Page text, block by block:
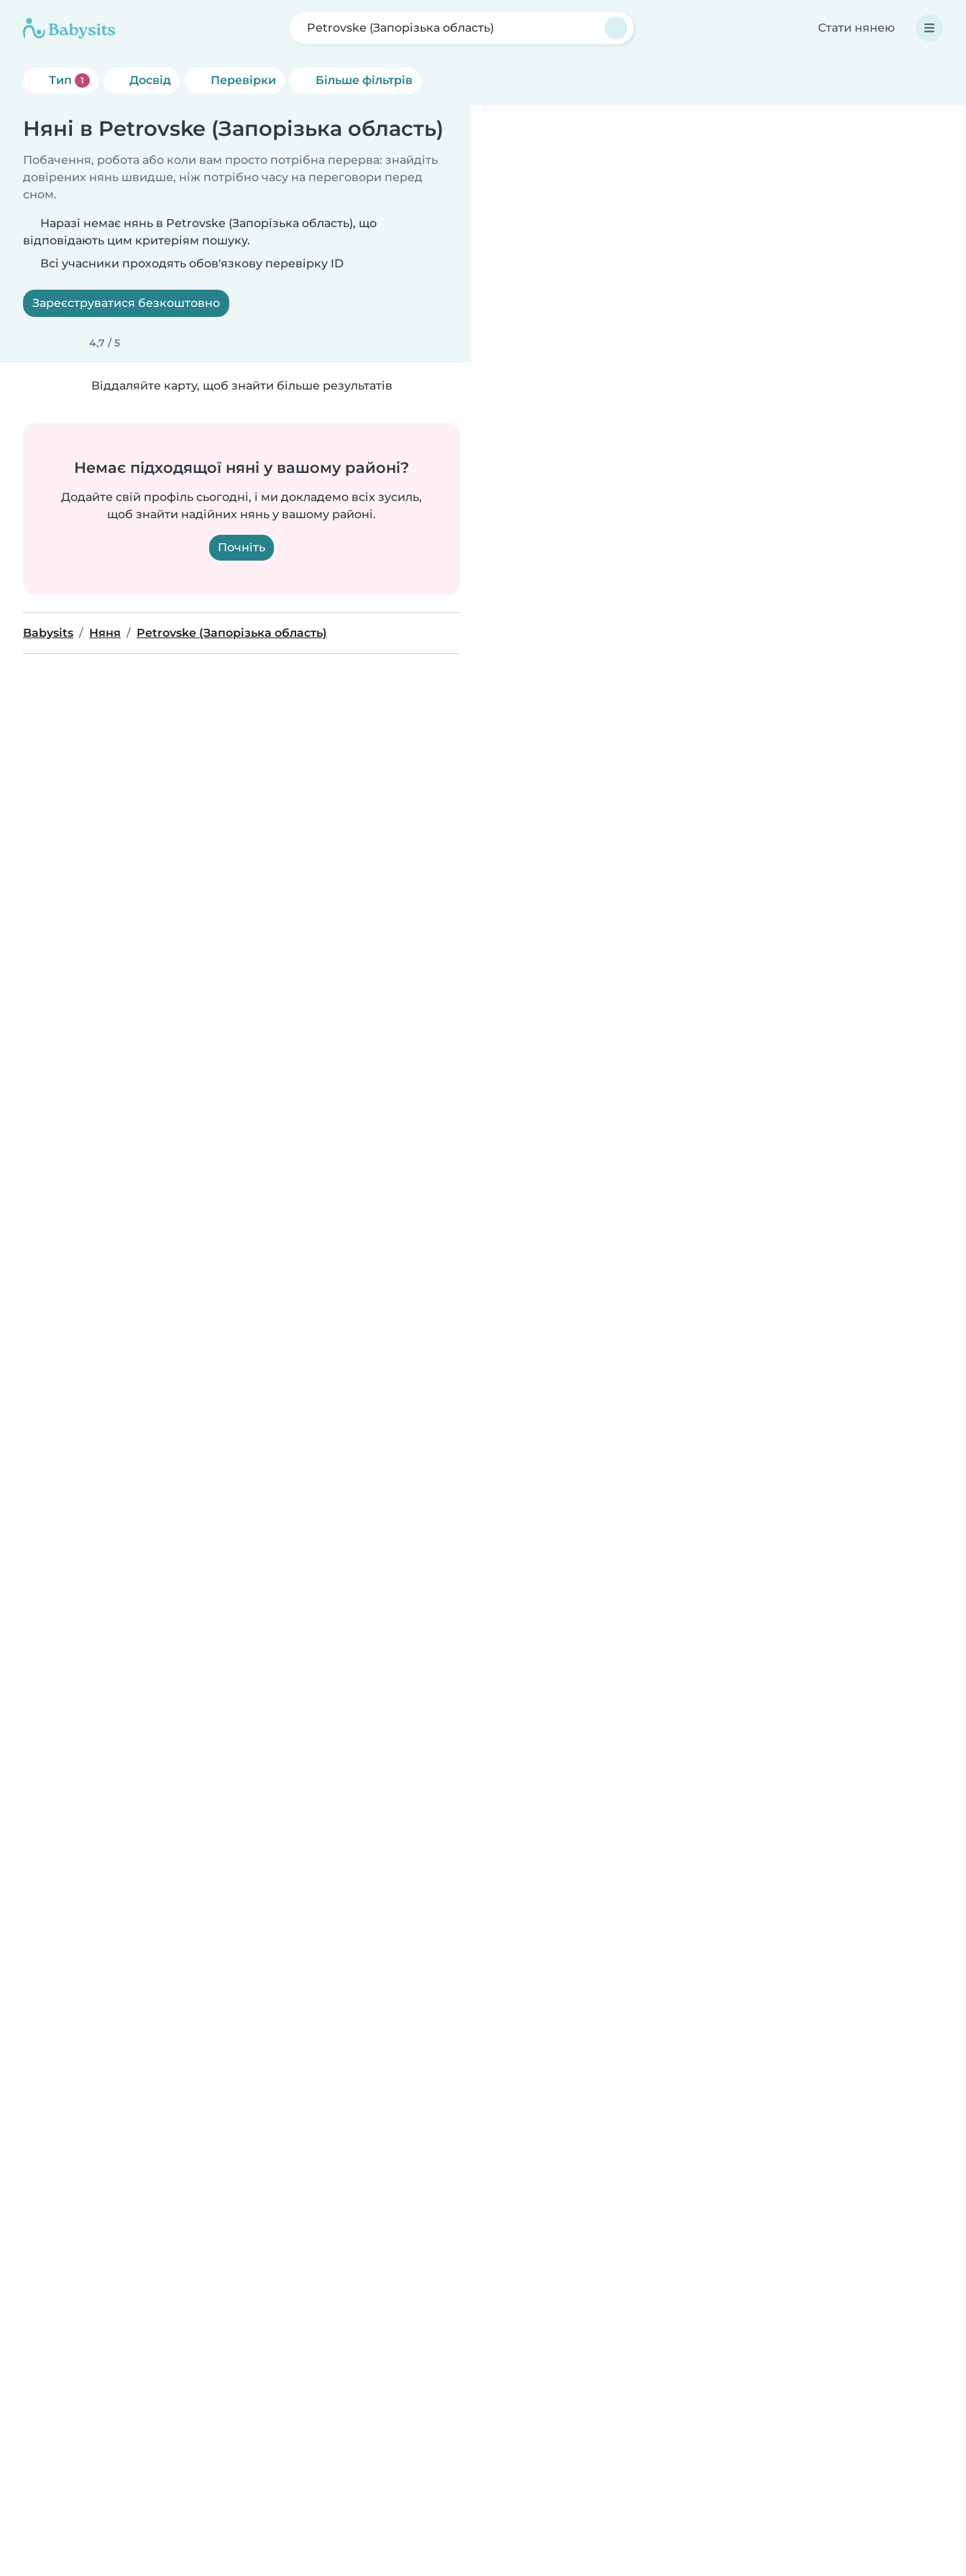
Petrovske (Запорізька область) Стати нянею
Тип 1 Досвід Перевірки Більше фільтрів
Няні в Petrovske (Запорізька область)
Побачення, робота або коли вам просто потрібна перерва: знайдіть
довірених нянь швидше, ніж потрібно часу на переговори перед
сном.
Наразі немає нянь в Petrovske (Запорізька область), що
відповідають цим критеріям пошуку.
Всі учасники проходять обов'язкову перевірку ID
Зареєструватися безкоштовно
4,7 / 5
Віддаляйте карту, щоб знайти більше результатів
Немає підходящої няні у вашому районі?
Додайте свій профіль сьогодні, і ми докладемо всіх зусиль,
щоб знайти надійних нянь у вашому районі.
Почніть
Babysits Няня Petrovske (Запорізька область)